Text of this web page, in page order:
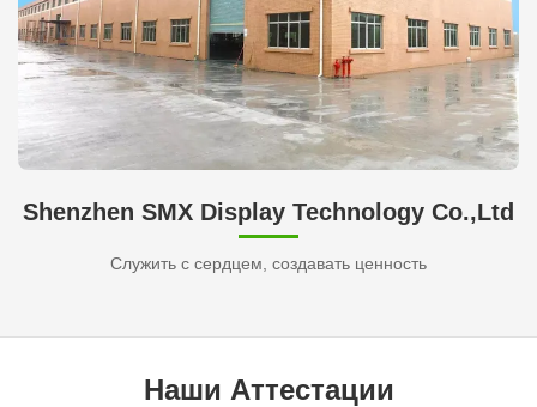
Shenzhen SMX Display Technology Co.,Ltd
Служить с сердцем, создавать ценность
Наши Аттестации